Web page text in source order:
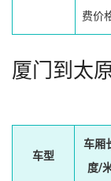
费价
厦门到太
车型
车厢
度/